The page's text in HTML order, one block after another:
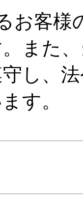
お客様
また
し、
す。